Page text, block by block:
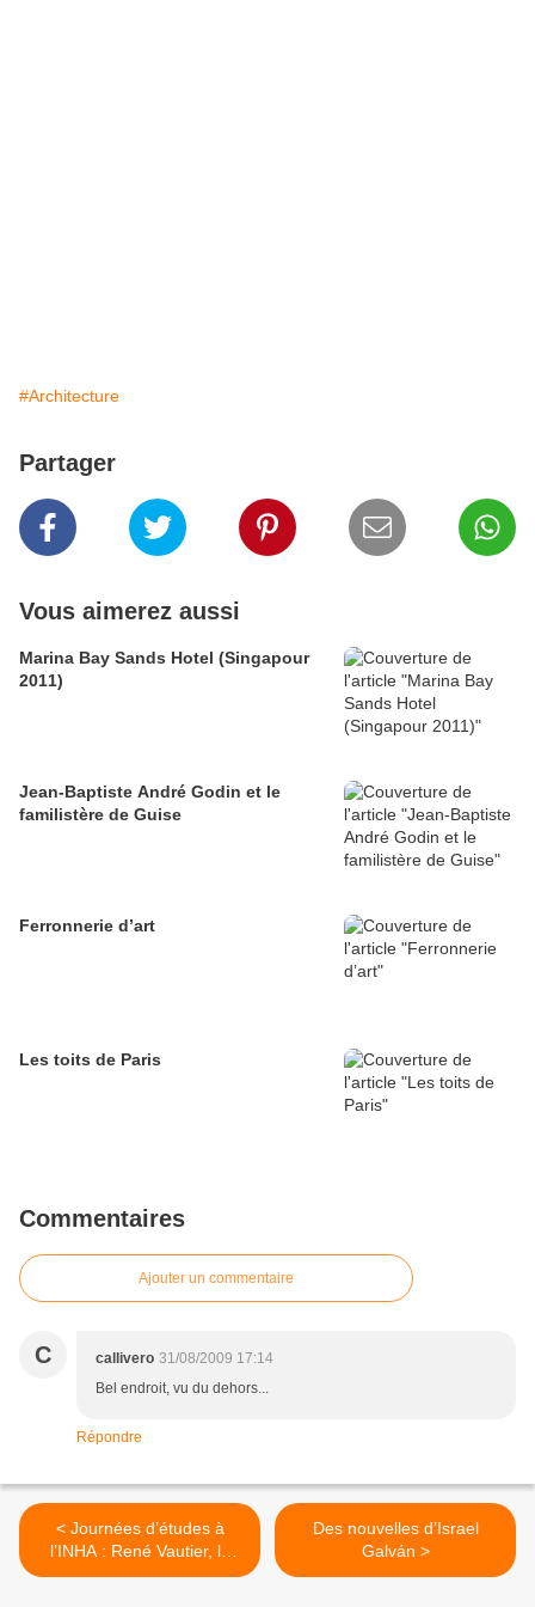
#Architecture
Partager
Vous aimerez aussi
Marina Bay Sands Hotel (Singapour
2011)
Jean-Baptiste André Godin et le
familistère de Guise
Ferronnerie d’art
Les toits de Paris
Commentaires
Ajouter un commentaire
C callivero 31/08/2009 17:14
Bel endroit, vu du dehors...
Répondre
< Journées d’études à
l’INHA : René Vautier, le
cinéma de haute lutte
Des nouvelles d’Israel
Galván >